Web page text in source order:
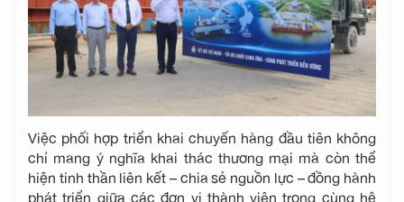
Việc phối hợp triển khai chuyến hàng đầu tiên không
chỉ mang ý nghĩa khai thác thương mại mà còn thể
hiện tinh thần liên kết – chia sẻ nguồn lực – đồng hành
phát triển giữa các đơn vị thành viên trong cùng hệ